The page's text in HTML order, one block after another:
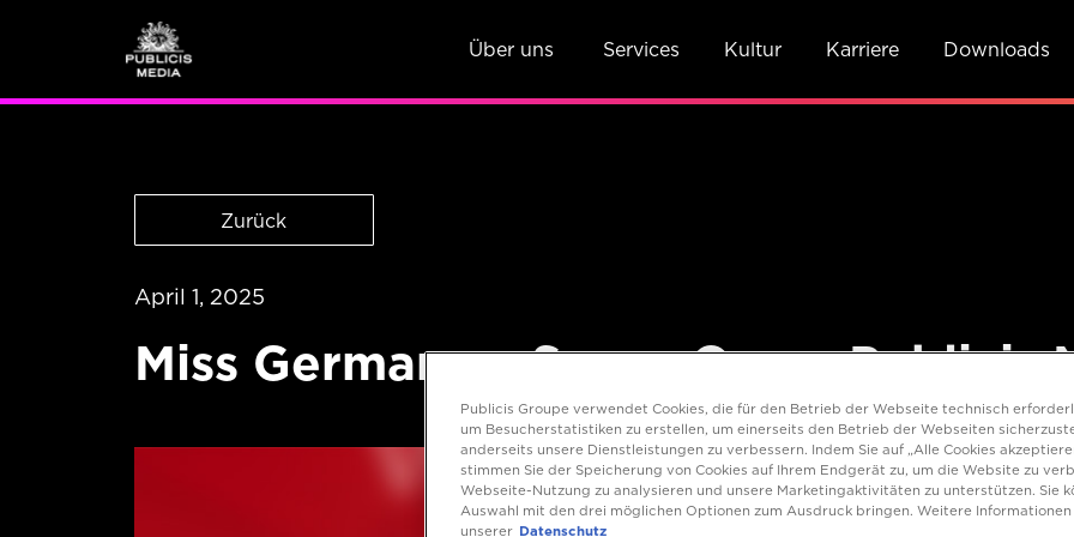
Über uns Services Kultur Karriere Downloads
Zurück
April 1, 2025
Miss Germany x Seven.One x Publicis
Publicis Groupe verwendet Cookies, die für den Betrieb der Webseite technisch
um Besucherstatistiken zu erstellen, um einerseits den Betrieb der Webseiten
anderseits unsere Dienstleistungen zu verbessern. Indem Sie auf „Alle Cookies
stimmen Sie der Speicherung von Cookies auf Ihrem Endgerät zu, um die Website zu
Webseite-Nutzung zu analysieren und unsere Marketingaktivitäten zu unterstützen. Sie
Auswahl mit den drei möglichen Optionen zum Ausdruck bringen. Weitere Informationen
unserer Datenschutz